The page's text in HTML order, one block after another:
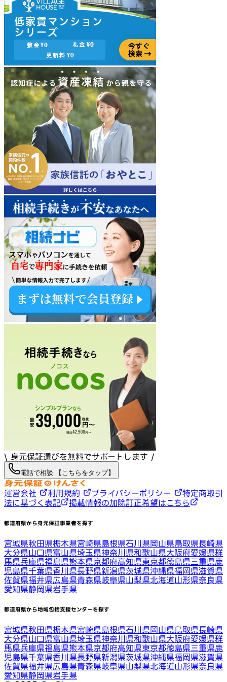
\ 身元保証選びを無料でサポートします /
電話で相談 【こちらをタップ】
運営会社 利用規約 プライバシーポリシー
特定商取引
法に基づく表記
掲載情報の加除訂正希望はこちら
都道府県から身元保証事業者を探す
宮城県秋田県栃木県宮崎県島根県石川県岡山県鳥取県長崎県
大分県山口県富山県埼玉県神奈川県和歌山県大阪府愛媛県群
馬県兵庫県福島県熊本県京都府高知県東京都徳島県三重県鹿
児島県千葉県香川県長野県新潟県茨城県沖縄県福岡県滋賀県
佐賀県福井県広島県青森県岐阜県山梨県北海道山形県奈良県
愛知県静岡県岩手県
都道府県から地域包括支援センターを探す
宮城県秋田県栃木県宮崎県島根県石川県岡山県鳥取県長崎県
大分県山口県富山県埼玉県神奈川県和歌山県大阪府愛媛県群
馬県兵庫県福島県熊本県京都府高知県東京都徳島県三重県鹿
児島県千葉県香川県長野県新潟県茨城県沖縄県福岡県滋賀県
佐賀県福井県広島県青森県岐阜県山梨県北海道山形県奈良県
愛知県静岡県岩手県